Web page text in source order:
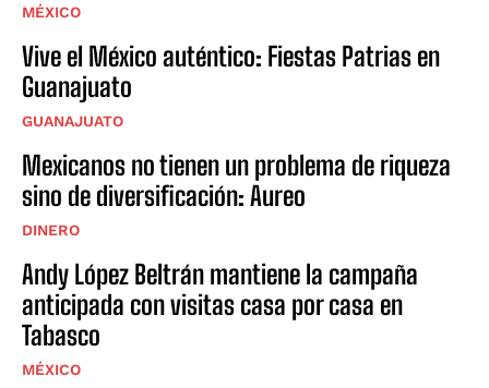
MÉXICO
Vive el México auténtico: Fiestas Patrias en
Guanajuato
GUANAJUATO
Mexicanos no tienen un problema de riqueza
sino de diversificación: Aureo
DINERO
Andy López Beltrán mantiene la campaña
anticipada con visitas casa por casa en
Tabasco
MÉXICO